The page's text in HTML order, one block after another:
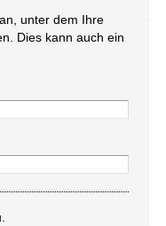
unter dem Ihre
Dies kann auch ein